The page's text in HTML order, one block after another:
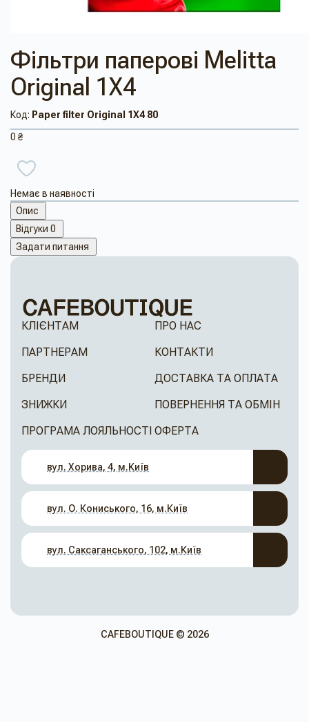
Фільтри паперові Melitta
Original 1X4
Код: Paper filter Original 1X4 80
0 ₴
Немає в наявності
Опис
Відгуки 0
Задати питання
КЛІЄНТАМ
ПАРТНЕРАМ
БРЕНДИ
ЗНИЖКИ
ПРОГРАМА ЛОЯЛЬНОСТІ
ПРО НАС
КОНТАКТИ
ДОСТАВКА ТА ОПЛАТА
ПОВЕРНЕННЯ ТА ОБМІН
ОФЕРТА
вул. Хорива, 4, м.Київ
вул. О. Кониського, 16, м.Київ
вул. Саксаганського, 102, м.Київ
CAFEBOUTIQUE © 2026